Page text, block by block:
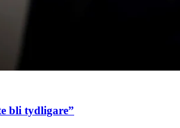
bli tydligare”